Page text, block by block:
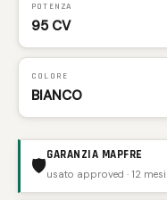
POTENZA
95 CV
COLORE
BIANCO
🛡️GARANZIA MAPFRE
usato approved · 12 mesi